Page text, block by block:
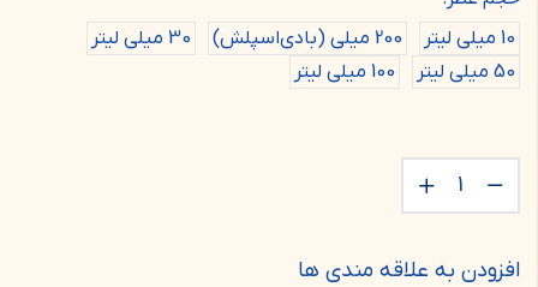
10 میلی لیتر
200 میلی (بادی‌اسپلش)
30 میلی لیتر
50 میلی لیتر
100 میلی لیتر
افزودن به علاقه مندی ها